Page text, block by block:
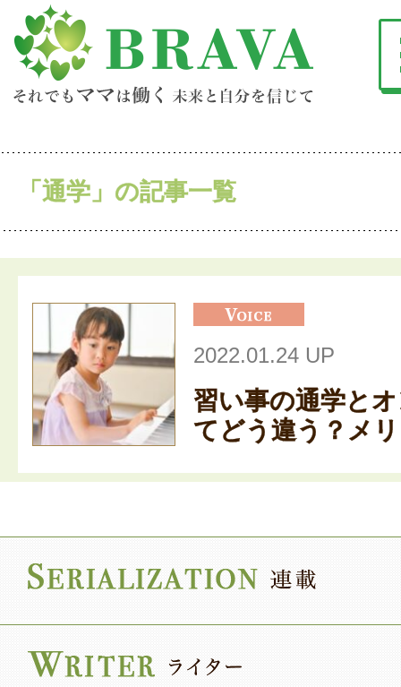
「通学」の記事一覧
2022.01.24 UP
習い事の通学と
てどう違う？メ